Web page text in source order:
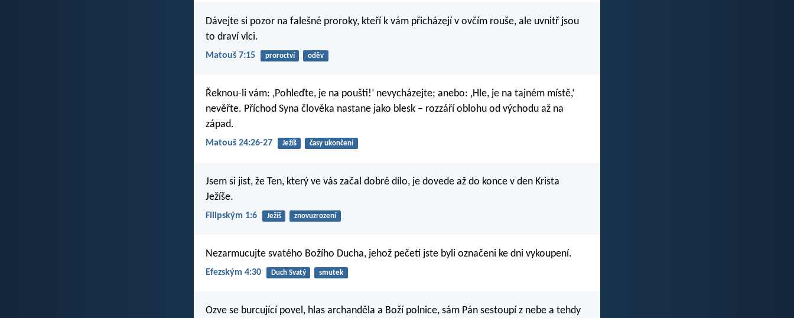
Dávejte si pozor na falešné proroky, kteří k vám přicházejí v ovčím rouše, ale uvnitř jsou
to draví vlci.
Matouš 7:15 proroctví oděv
Řeknou-li vám: ‚Pohleďte, je na poušti!‘ nevycházejte; anebo: ‚Hle, je na tajném místě,‘
nevěřte. Příchod Syna člověka nastane jako blesk – rozzáří oblohu od východu až na
západ.
Matouš 24:26-27 Ježíš časy ukončení
Jsem si jist, že Ten, který ve vás začal dobré dílo, je dovede až do konce v den Krista
Ježíše.
Filipským 1:6 Ježíš znovuzrození
Nezarmucujte svatého Božího Ducha, jehož pečetí jste byli označeni ke dni vykoupení.
Efezským 4:30 Duch Svatý smutek
Ozve se burcující povel, hlas archanděla a Boží polnice, sám Pán sestoupí z nebe a tehdy